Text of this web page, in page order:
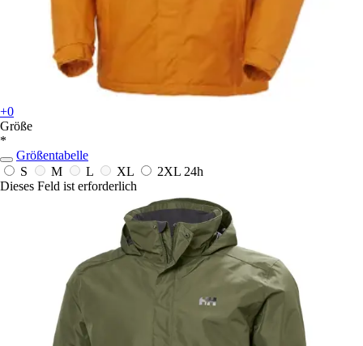
+0
Größe
*
Größentabelle
S
M L XL 2XL 24h
Dieses Feld ist erforderlich